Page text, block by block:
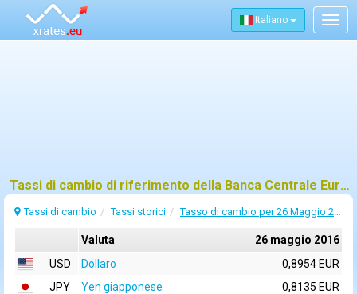
Italiano
Tassi di cambio di riferimento della Banca Centrale Europea (BCE) per 26 maggio 2016
Tassi di cambio Tassi storici Tasso di cambio per 26 Maggio 2016
Valuta
26 maggio 2016
USD
Dollaro
0,8954 EUR
JPY
Yen giapponese
0,8135 EUR